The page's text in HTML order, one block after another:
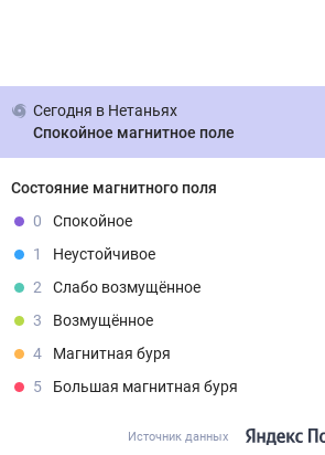
Сегодня в Нетаньях
Спокойное магнитное поле
Состояние магнитного поля
0
Спокойное
1
Неустойчивое
2
Слабо возмущённое
3
Возмущённое
4
Магнитная буря
5
Большая магнитная буря
Источник данных